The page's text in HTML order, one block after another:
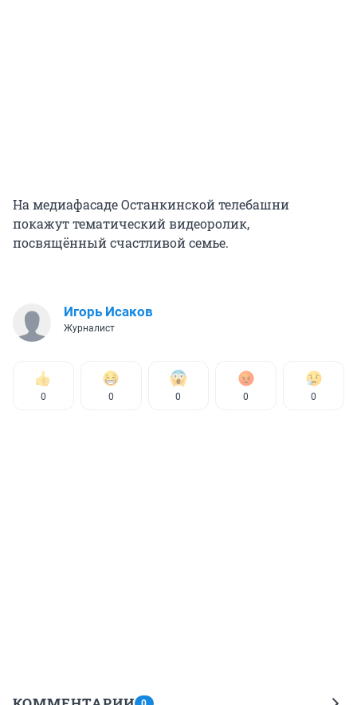
На медиафасаде Останкинской телебашни
покажут тематический видеоролик,
посвящённый счастливой семье.
Игорь Исаков
Журналист
0 0 0 0 0